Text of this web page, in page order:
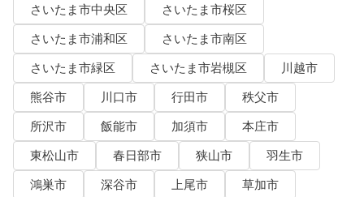
さいたま市中央区
さいたま市桜区
さいたま市浦和区
さいたま市南区
さいたま市緑区
さいたま市岩槻区
川越市
熊谷市
川口市 行田市
秩父市
所沢市
飯能市 加須市
本庄市
東松山市
春日部市 狭山市
羽生市
鴻巣市
深谷市 上尾市
草加市